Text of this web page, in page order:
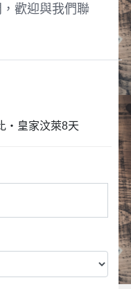
歡迎與我們聯
‧皇家汶萊8天